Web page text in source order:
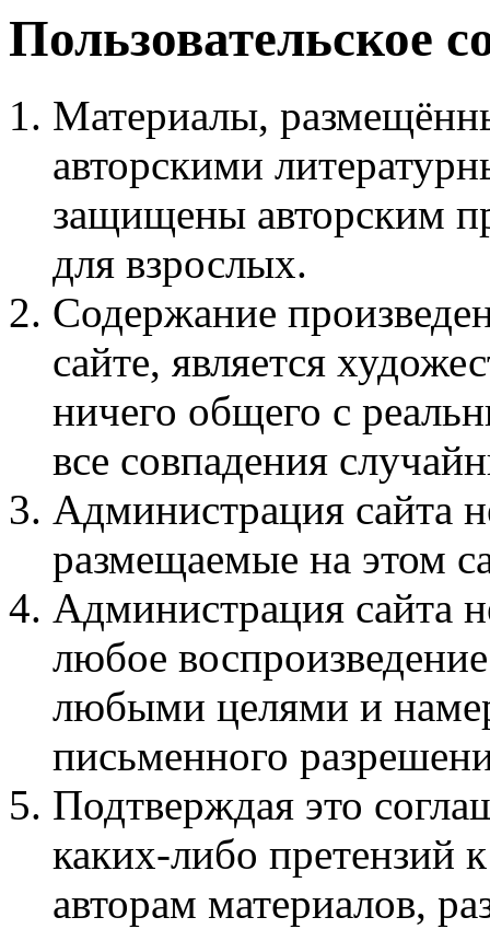
Пользовательское
Материалы,
авторскими
защищены авторским
для взрослых.
Содержание
сайте, является
ничего общего с
все совпадения
Администрация сайта
размещаемые на этом
Администрация сайта
любое
любыми целями и
письменного
Подтверждая это
каких-либо претензий
авторам материалов,